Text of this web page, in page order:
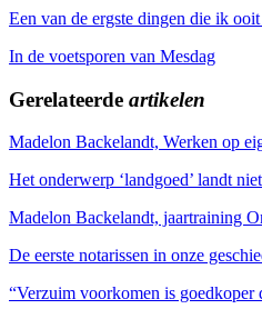
Een van de ergste dingen die ik
In de voetsporen van Mesdag
Gerelateerde artikelen
Madelon Backelandt, Werken op
Het onderwerp ‘landgoed’ landt
Madelon Backelandt, jaartraining
De eerste notarissen in onze
“Verzuim voorkomen is goedkoper